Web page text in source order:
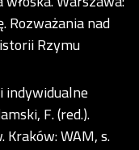
Rozważania nad
Rzymu
indywidualne
F. (red.).
WAM, s.